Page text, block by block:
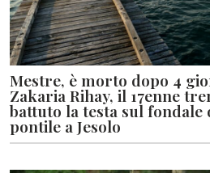
Mestre, è morto dopo 4
Zakaria Rihay, il 17enne
battuto la testa sul
pontile a Jesolo